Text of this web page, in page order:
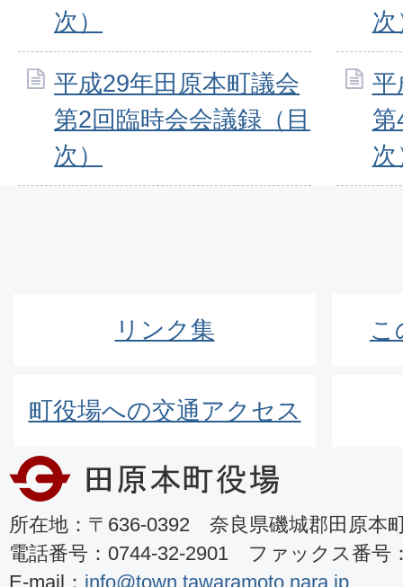
次）
次
平成29年田原本町議会
第2回臨時会会議録（目
次）
平
第
次
リンク集 こ
町役場への交通アクセス
所在地：〒636-0392 奈良県磯城郡田原本
電話番号：0744-32-2901 ファックス番号
E-mail： info@town.tawaramoto.nara.jp